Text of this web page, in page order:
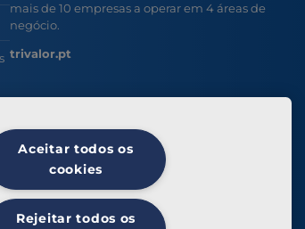
mais de 10 empresas a operar em 4 áreas de
negócio.
trivalor.pt
Aceitar todos os
cookies
Rejeitar todos os